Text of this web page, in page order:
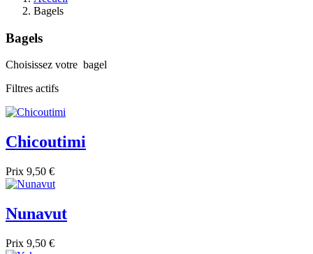
Bagels
Bagels
Choisissez votre bagel
Filtres actifs
Chicoutimi
Prix 9,50 €
Nunavut
Prix 9,50 €